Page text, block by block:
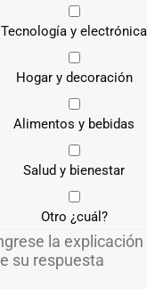
Tecnología y electrónica
Hogar y decoración
Alimentos y bebidas
Salud y bienestar
Otro ¿cuál?